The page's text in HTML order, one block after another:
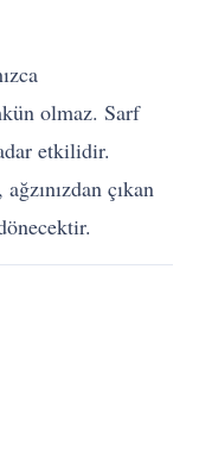
olmaz. Sarf
etkilidir.
çıkan